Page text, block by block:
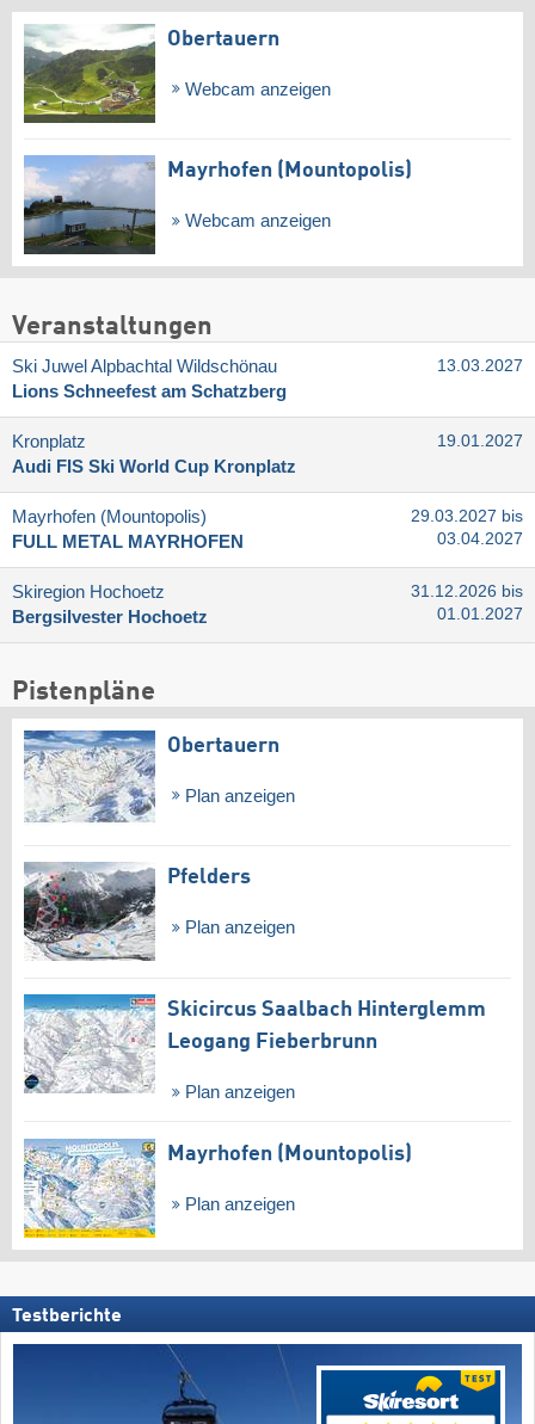
Obertauern
Webcam anzeigen
Mayrhofen (Mountopolis)
Webcam anzeigen
Veranstaltungen
Ski Juwel Alpbachtal Wildschönau
Lions Schneefest am Schatzberg
13.03.2027
Kronplatz
Audi FIS Ski World Cup Kronplatz
19.01.2027
Mayrhofen (Mountopolis)
FULL METAL MAYRHOFEN
29.03.2027 bis
03.04.2027
Skiregion Hochoetz
Bergsilvester Hochoetz
31.12.2026 bis
01.01.2027
Pistenpläne
Obertauern
Plan anzeigen
Pfelders
Plan anzeigen
Skicircus Saalbach Hinterglemm
Leogang Fieberbrunn
Plan anzeigen
Mayrhofen (Mountopolis)
Plan anzeigen
Testberichte